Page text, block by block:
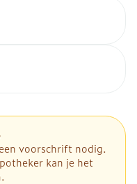
voorschrift nodig.
kan je het